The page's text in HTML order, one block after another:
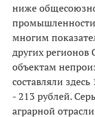
ниже
промышленности
многим
других
объектам
составляли
- 213 рублей.
аграрной